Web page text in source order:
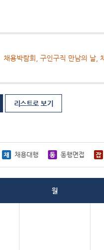
채용박람회, 구인구직 만남의 날,
리스트로 보기
채용대행 동행면접
월